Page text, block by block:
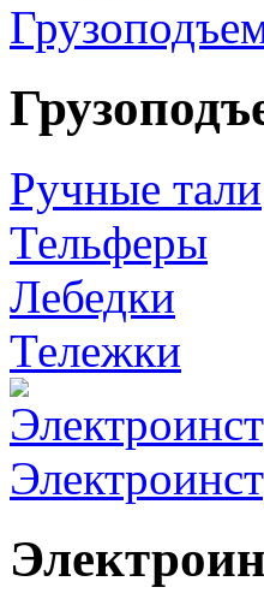
Ручные тали
Тельферы
Лебедки
Тележки